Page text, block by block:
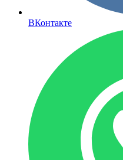
ВКонтакте